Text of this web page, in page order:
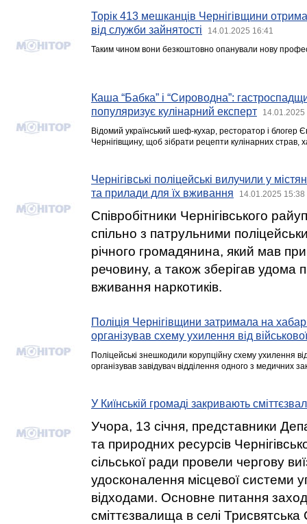
Торік 413 мешканців Чернігівщини
від служби зайнятості
14.01.2025 16:41
Таким чином вони безкоштовно опанували нову
Каша “Бабка” і “Сироводна”:
популяризує кулінарний експерт
14.01.2025
Відомий український шеф-кухар, ресторатор і блогер
Чернігівщину, щоб зібрати рецепти кулінарних страв,
Чернігівські поліцейські вилучили у
та прилади для їх вживання
14.01.2025 15:38
Співробітники Чернігівського
спільно з патрульними
річного громадянина, який мав
речовину, а також зберігав удома
вживання наркотиків.
Поліція Чернігівщини затримала на
організував схему ухилення від
Поліцейські знешкодили корупційну схему ухилення
організував завідувач відділення одного з медичних
У Киїнській громаді закривають
Учора, 13 січня, представники
та природних ресурсів
сільської ради провели чергову
удосконалення місцевої системи
відходами. Основне питання
сміттєзвалища в селі